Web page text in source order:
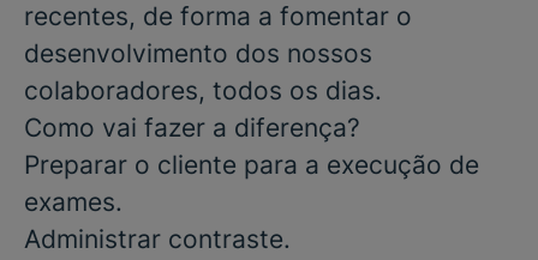
recentes, de forma a fomentar o
desenvolvimento dos nossos
colaboradores, todos os dias.
Como vai fazer a diferença?
Preparar o cliente para a execução de
exames.
Administrar contraste.